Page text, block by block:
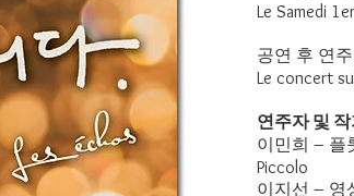
Le Samedi
공연 후 연
Le concert
연주자 및
이민희 – 플
Piccolo
이지선 – 영